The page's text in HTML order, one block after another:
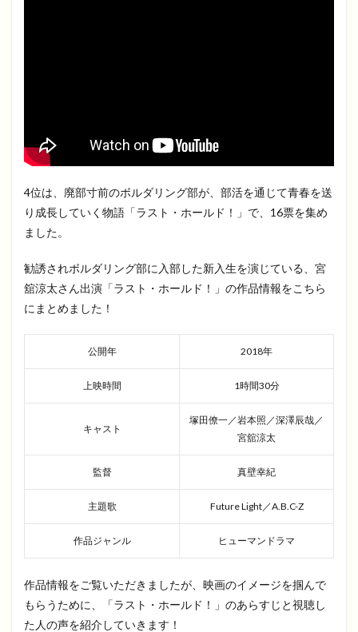
4位は、廃部寸前のボルダリング部が、部活を通じて青春を送
り成長していく物語「ラスト・ホールド！」で、16票を集め
ました。
勧誘されボルダリング部に入部した新入生を演じている、宮
舘涼太さん出演「ラスト・ホールド！」の作品情報をこちら
にまとめました！
公開年 2018年
上映時間 1時間30分
キャスト
塚田僚一／岩本照／深澤辰哉／
宮舘涼太
監督 真壁幸紀
主題歌 Future Light／A.B.C-Z
作品ジャンル ヒューマンドラマ
作品情報をご覧いただきましたが、映画のイメージを掴んで
もらうために、「ラスト・ホールド！」のあらすじと視聴し
た人の声を紹介していきます！